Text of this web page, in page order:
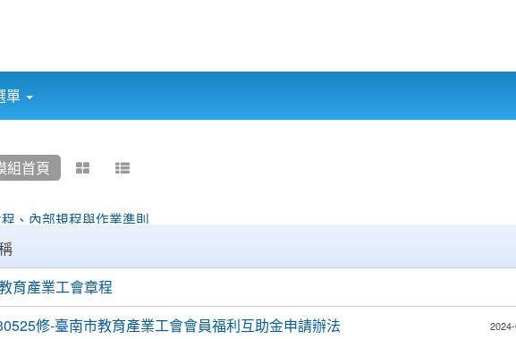
單
組首頁
、內部規程與作業準則
育產業工會章程
修-臺南市教育產業工會會員福利互助金申請辦法